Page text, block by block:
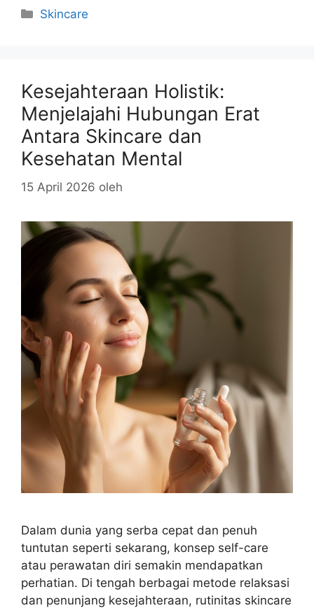
Kategori
Skincare
Kesejahteraan Holistik:
Menjelajahi Hubungan Erat
Antara Skincare dan
Kesehatan Mental
15 April 2026 oleh
Dalam dunia yang serba cepat dan penuh
tuntutan seperti sekarang, konsep self-care
atau perawatan diri semakin mendapatkan
perhatian. Di tengah berbagai metode relaksasi
dan penunjang kesejahteraan, rutinitas skincare